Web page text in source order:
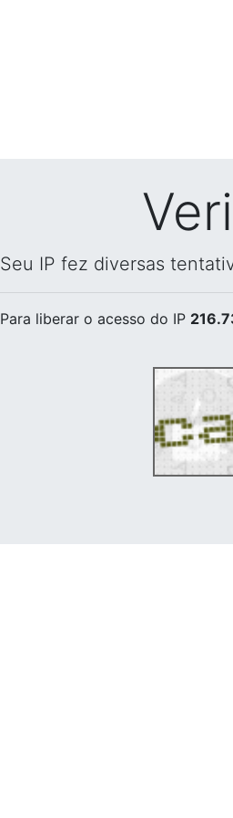
Seu IP fez diversas
Para liberar o acesso do IP